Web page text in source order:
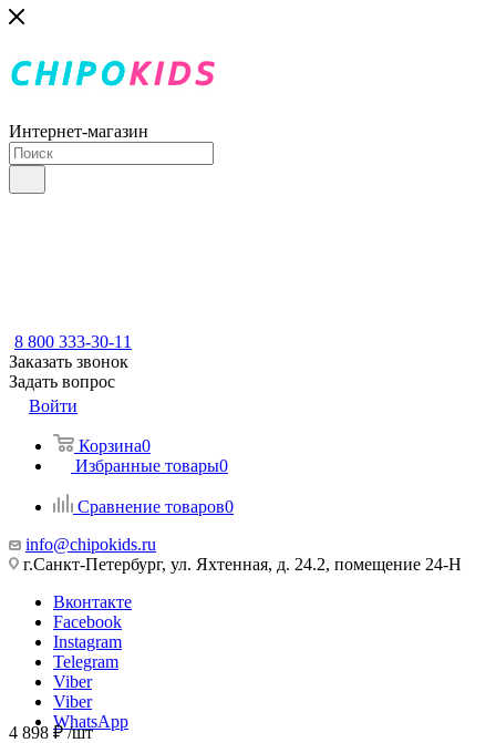
Интернет-магазин
8 800 333-30-11
Заказать звонок
Задать вопрос
Войти
Корзина0
Избранные товары0
Сравнение товаров0
info@chipokids.ru
г.Санкт-Петербург, ул. Яхтенная, д. 24.2, помещение 24-Н
Вконтакте
Facebook
Instagram
Telegram
Viber
Viber
WhatsApp
4 898 ₽ /шт